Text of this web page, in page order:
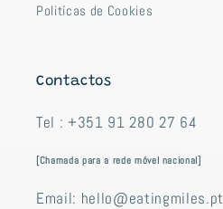
Politícas de Cookies
Contactos
Tel : +351 91 280 27 64
[Chamada para a rede móvel nacional]
Email: hello@eatingmiles.pt